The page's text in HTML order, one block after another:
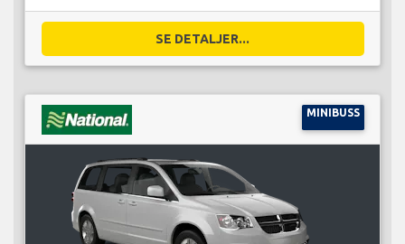
SE DETALJER...
MINIBUSS